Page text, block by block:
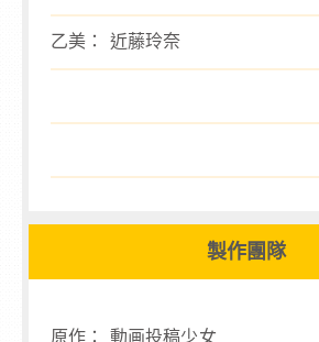
乙美： 近藤玲奈
製作團隊
原作： 動画投稿少女